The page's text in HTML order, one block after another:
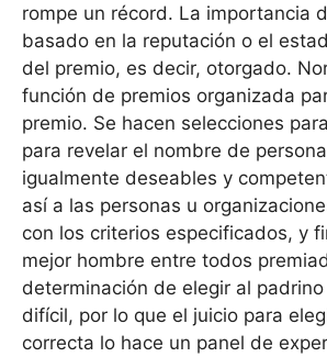
rompe un récord. La importancia
basado en la reputación o el
del premio, es decir, otorgado.
función de premios organizada
premio. Se hacen selecciones
para revelar el nombre de
igualmente deseables y
así a las personas u
con los criterios especificados, y
mejor hombre entre todos
determinación de elegir al
difícil, por lo que el juicio para
correcta lo hace un panel de